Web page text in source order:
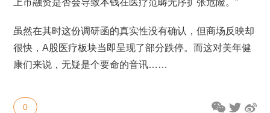
上市融资是否会导致本钱在医疗范畴无序扩张危险。”
虽然在其时这份调研函的真实性没有确认，但商场反映却
很快，A股医疗板块当即呈现了部分跌停。而这对美年健
康们来说，无疑是个要命的音讯……
0